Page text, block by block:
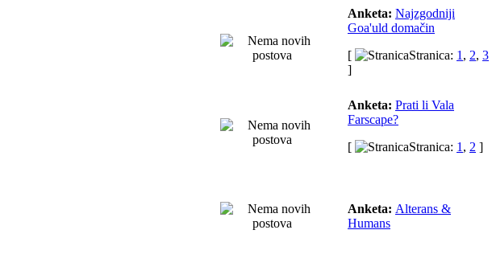
Anketa: Najzgodniji
Goa'uld domačin
[
Stranica: 1 , 2, 3
]
Anketa: Prati li Vala
Farscape?
[
Stranica: 1 , 2 ]
Anketa: Alterans &
Humans